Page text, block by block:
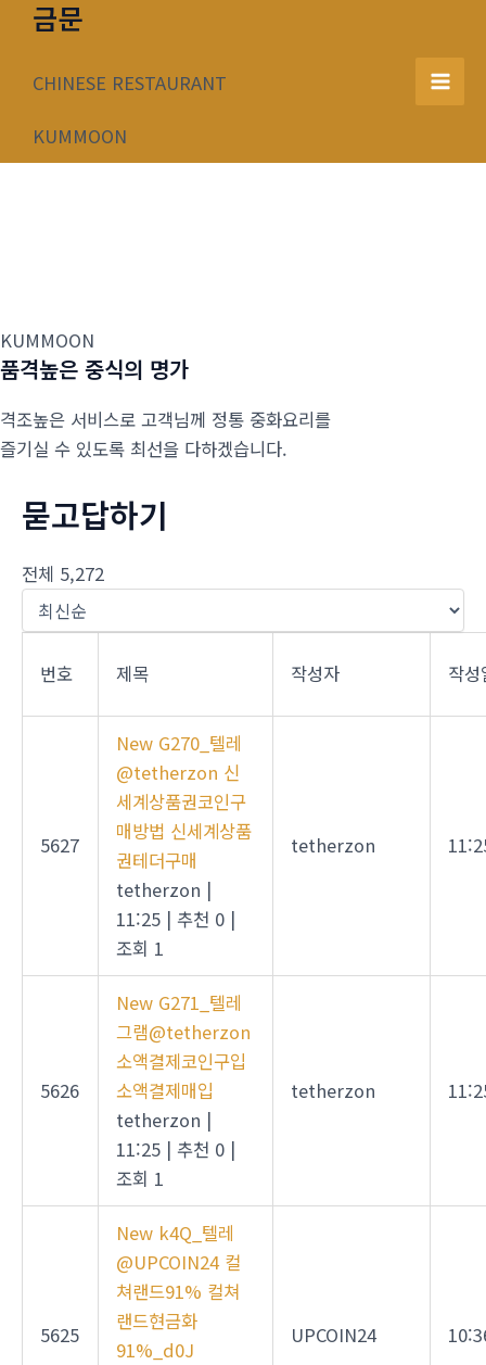
너
금문
CHINESE RESTAURANT
KUMMOON
Main
KUMMOON
품격높은 중식의 명가
격조높은 서비스로 고객님께 정통 중화요리를
즐기실 수 있도록 최선을 다하겠습니다.
묻고답하기
전체 5,272
번호 제목 작성자 작성
5627
New G270_텔레
@tetherzon 신
세계상품권코인구
매방법 신세계상품
권테더구매
tetherzon |
11:25 | 추천 0 |
조회 1
tetherzon
5626
New G271_텔레
그램@tetherzon
소액결제코인구입
소액결제매입
tetherzon |
11:25 | 추천 0 |
조회 1
tetherzon
5625
New k4Q_텔레
@UPCOIN24 컬
쳐랜드91% 컬쳐
랜드현금화
91%_d0J
UPCOIN24